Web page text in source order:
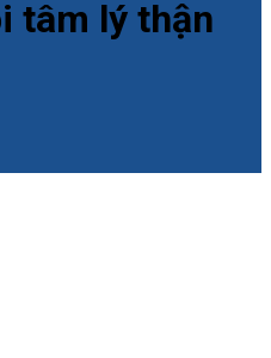
tâm lý thận